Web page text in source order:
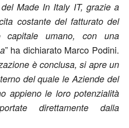
Made In Italy IT, grazie a
costante del fatturato del
umano, con una
” ha dichiarato Marco Podini.
è conclusa, si apre un
del quale le Aziende del
appieno le loro potenzialità
direttamente dalla